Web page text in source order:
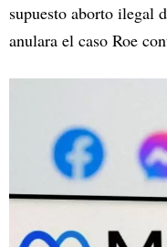
supuesto aborto ilegal
anulara el caso Roe